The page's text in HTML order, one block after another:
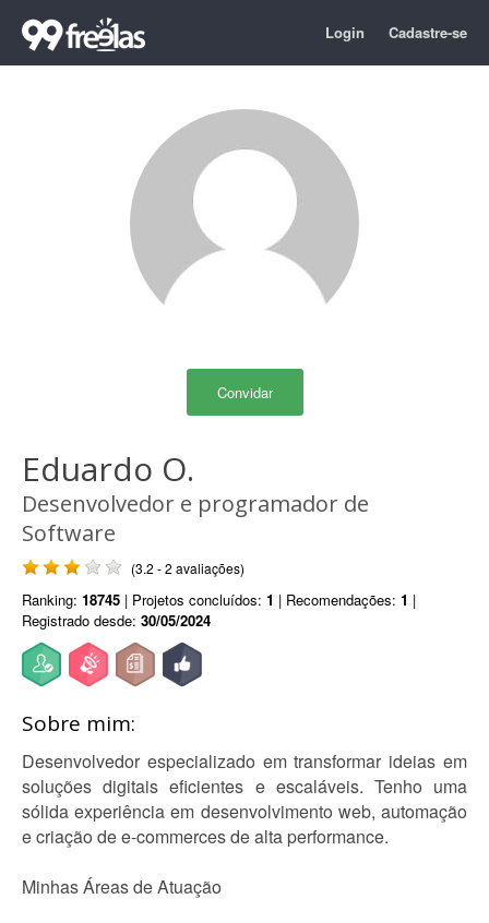
Login Cadastre-se
Convidar
Eduardo O.
Desenvolvedor e programador de
Software
(3.2 - 2 avaliações)
Ranking: 18745 | Projetos concluídos: 1 | Recomendações: 1 |
Registrado desde: 30/05/2024
Sobre mim:
Desenvolvedor especializado em transformar ideias em
soluções digitais eficientes e escaláveis. Tenho uma
sólida experiência em desenvolvimento web, automação
e criação de e-commerces de alta performance.
Minhas Áreas de Atuação